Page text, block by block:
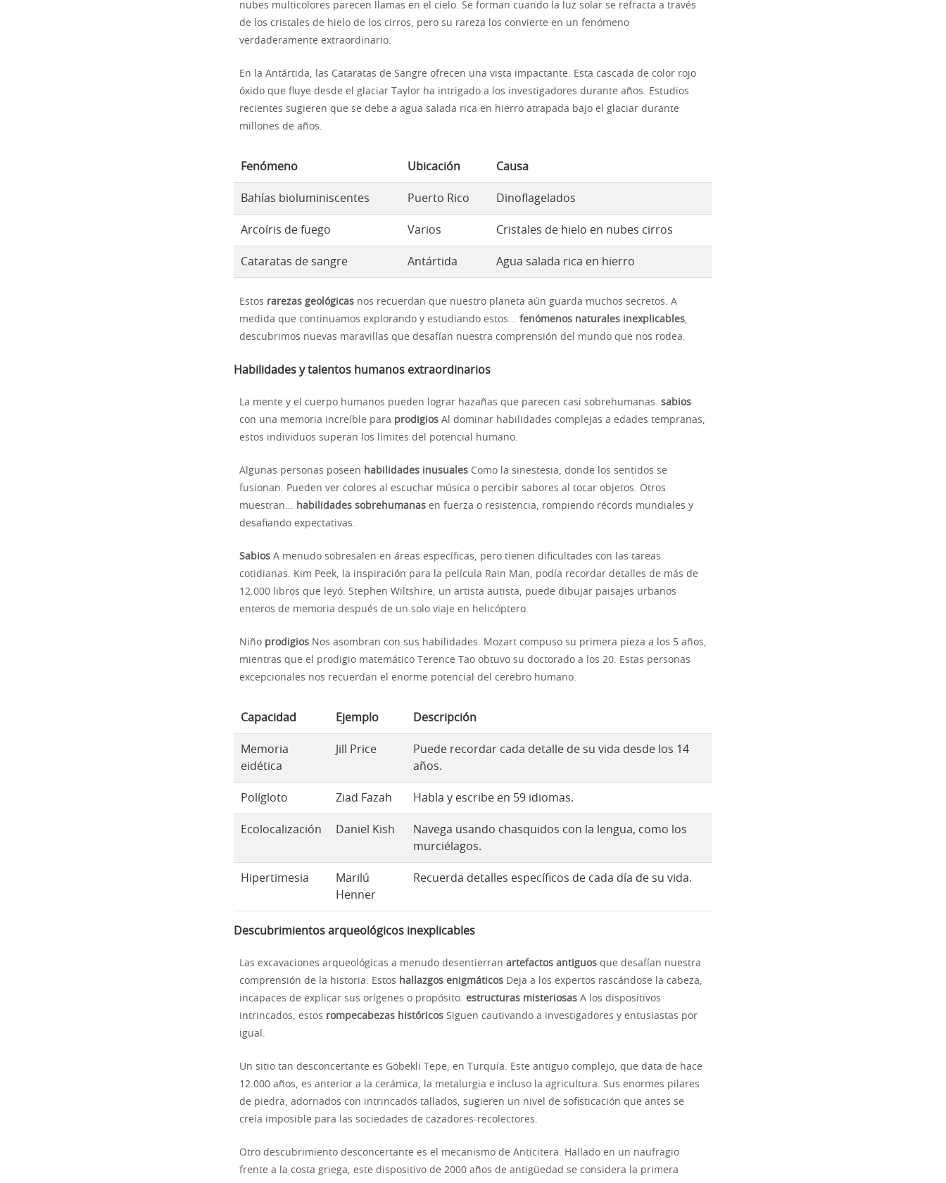
nubes multicolores parecen llamas en el cielo. Se forman cuando la luz solar se refracta a través
de los cristales de hielo de los cirros, pero su rareza los convierte en un fenómeno
verdaderamente extraordinario.
En la Antártida, las Cataratas de Sangre ofrecen una vista impactante. Esta cascada de color rojo
óxido que fluye desde el glaciar Taylor ha intrigado a los investigadores durante años. Estudios
recientes sugieren que se debe a agua salada rica en hierro atrapada bajo el glaciar durante
millones de años.
Fenómeno Ubicación Causa
Bahías bioluminiscentes Puerto Rico Dinoflagelados
Arcoíris de fuego Varios Cristales de hielo en nubes cirros
Cataratas de sangre Antártida Agua salada rica en hierro
Estos rarezas geológicas nos recuerdan que nuestro planeta aún guarda muchos secretos. A
medida que continuamos explorando y estudiando estos... fenómenos naturales inexplicables,
descubrimos nuevas maravillas que desafían nuestra comprensión del mundo que nos rodea.
Habilidades y talentos humanos extraordinarios
La mente y el cuerpo humanos pueden lograr hazañas que parecen casi sobrehumanas. sabios
con una memoria increíble para prodigios Al dominar habilidades complejas a edades tempranas,
estos individuos superan los límites del potencial humano.
Algunas personas poseen habilidades inusuales Como la sinestesia, donde los sentidos se
fusionan. Pueden ver colores al escuchar música o percibir sabores al tocar objetos. Otros
muestran... habilidades sobrehumanas en fuerza o resistencia, rompiendo récords mundiales y
desafiando expectativas.
Sabios A menudo sobresalen en áreas específicas, pero tienen dificultades con las tareas
cotidianas. Kim Peek, la inspiración para la película Rain Man, podía recordar detalles de más de
12.000 libros que leyó. Stephen Wiltshire, un artista autista, puede dibujar paisajes urbanos
enteros de memoria después de un solo viaje en helicóptero.
Niño prodigios Nos asombran con sus habilidades. Mozart compuso su primera pieza a los 5 años,
mientras que el prodigio matemático Terence Tao obtuvo su doctorado a los 20. Estas personas
excepcionales nos recuerdan el enorme potencial del cerebro humano.
Capacidad Ejemplo Descripción
Memoria
eidética
Jill Price
Puede recordar cada detalle de su vida desde los 14
años.
Polígloto Ziad Fazah Habla y escribe en 59 idiomas.
Ecolocalización Daniel Kish
Navega usando chasquidos con la lengua, como los
murciélagos.
Hipertimesia
Marilú
Henner
Recuerda detalles específicos de cada día de su vida.
Descubrimientos arqueológicos inexplicables
Las excavaciones arqueológicas a menudo desentierran artefactos antiguos que desafían nuestra
comprensión de la historia. Estos hallazgos enigmáticos Deja a los expertos rascándose la cabeza,
incapaces de explicar sus orígenes o propósito. estructuras misteriosas A los dispositivos
intrincados, estos rompecabezas históricos Siguen cautivando a investigadores y entusiastas por
igual.
Un sitio tan desconcertante es Göbekli Tepe, en Turquía. Este antiguo complejo, que data de hace
12.000 años, es anterior a la cerámica, la metalurgia e incluso la agricultura. Sus enormes pilares
de piedra, adornados con intrincados tallados, sugieren un nivel de sofisticación que antes se
creía imposible para las sociedades de cazadores-recolectores.
Otro descubrimiento desconcertante es el mecanismo de Anticitera. Hallado en un naufragio
frente a la costa griega, este dispositivo de 2000 años de antigüedad se considera la primera